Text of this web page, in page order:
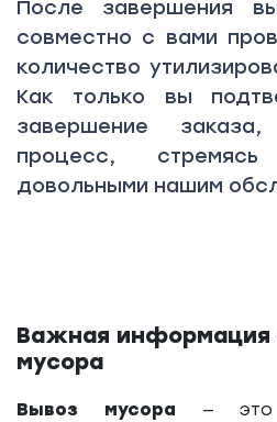
После завершения
совместно с вами
количество
Как только вы
завершение
процесс,
довольными нашим
Важная информация
мусора
Вывоз мусора — это